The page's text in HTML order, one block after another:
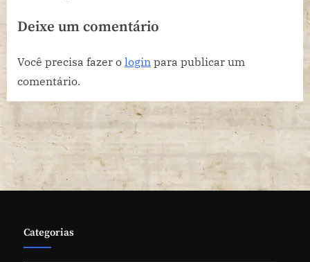
Deixe um comentário
Você precisa fazer o login para publicar um
comentário.
Categorias